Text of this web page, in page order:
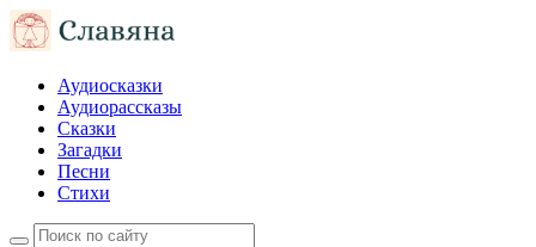
Аудиосказки
Аудиорассказы
Сказки
Загадки
Песни
Стихи